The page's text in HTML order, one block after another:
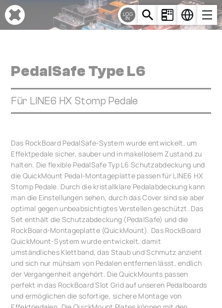
Cookie-Einstellungen
LOG
IN
PedalSafe Type L6
Für LINE6 HX Stomp Pedale
Das RockBoard PedalSafe-System wurde entwickelt, um
Effektpedale sicher, sauber und in makellosem Zustand zu
halten. Die flexible PedalSafe Typ L6 Schutzabdeckung und
die QuickMount Pedal-Montageplatte passen für LINE6 HX
Stomp Pedale. Durch die kristallklare Pedalabdeckung kann
man die Einstellungen sehen, durch das Cover sind sie aber
optimal gegen unbeabsichtigtes Verstellen geschützt. Das
Set enthält die Schutzabdeckung (PedalSafe) und die
RockBoard-Montageplatte (QuickMount). Das RockBoard
QuickMount-System wurde entwickelt, damit
umständliches Klettband, das Staub und Schmutz anzieht
und sich nur mühsam von Pedalen entfernen lässt, endlich
der Vergangenheit angehört. Die QuickMounts passen
perfekt in das RockBoard Slot Grid auf unseren Pedalboards
und ermöglichen die sofortige, sichere Montage von